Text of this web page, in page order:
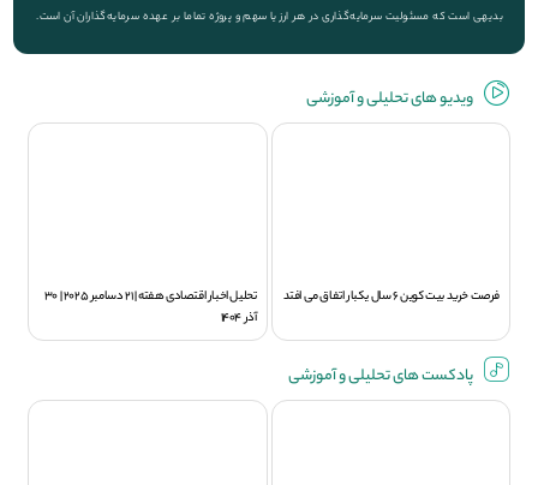
بدیهی است که مسئولیت سرمایه‌گذاری در هر ارز یا سهم و پروژه تماما بر عهده سرمایه‌گذاران آن است.
ویديو های تحلیلی و آموزشی
فرصت خرید بیت کوین 6 سال یکبار اتفاق می افتد
تحلیل اخبار اقتصادی هفته | 21 دسامبر 2025 | 30
آذر 1404
پادکست های تحلیلی و آموزشی